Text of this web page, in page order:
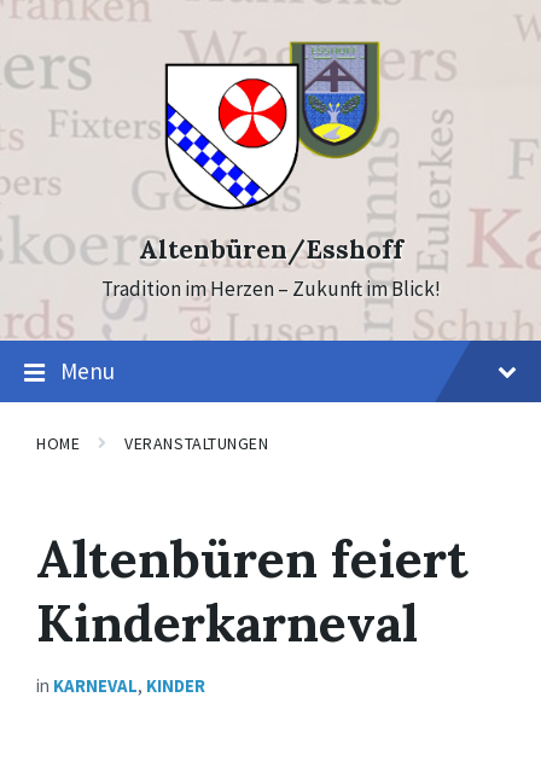
Skip
content
Skip
footer
Altenbüren/Esshoff
Tradition im Herzen – Zukunft im Blick!
Menu
HOME VERANSTALTUNGEN
Altenbüren feiert
Kinderkarneval
in KARNEVAL, KINDER